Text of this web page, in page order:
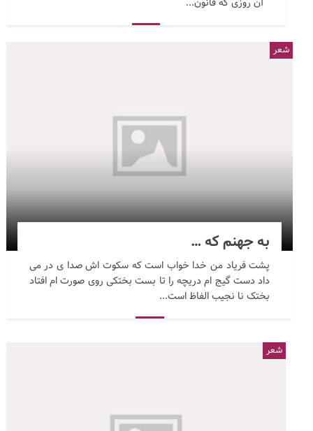
به جهنم که …
پشت فریاد من خدا خواب است که سکوت اش صدا ی در می
داد دست گیج ام دریچه را تا بست بختکی روی صورت ام افتاد
بختک نا نجیب الفاظ است...
شعر
شعر